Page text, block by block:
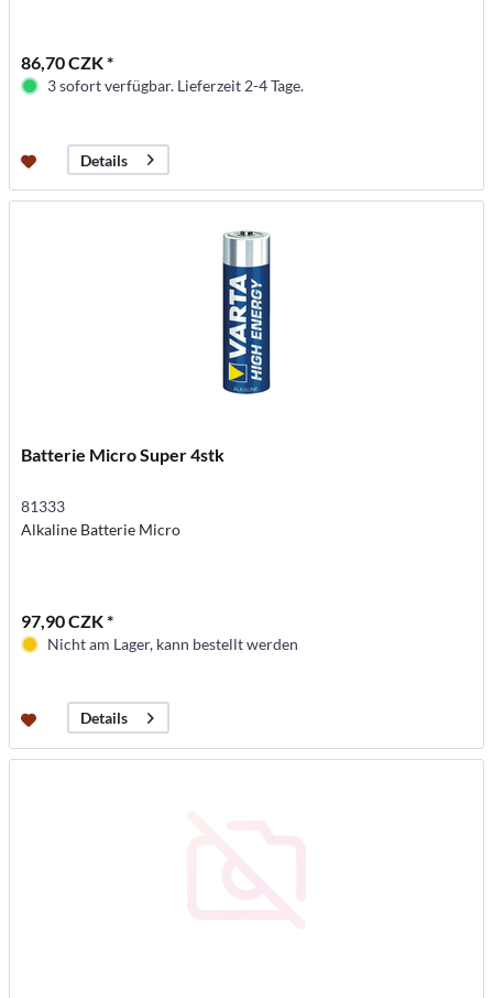
86,70 CZK *
3 sofort verfügbar. Lieferzeit 2-4 Tage.
Details
Batterie Micro Super 4stk
81333
Alkaline Batterie Micro
97,90 CZK *
Nicht am Lager, kann bestellt werden
Details